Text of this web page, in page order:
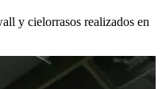
y cielorrasos realizados en